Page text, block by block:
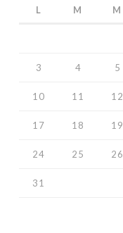
L M M
3 4 5
10 11 12
17 18 19
24 25 26
31